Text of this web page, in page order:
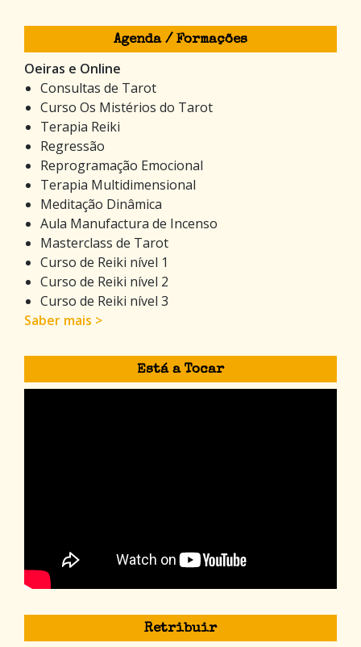
Agenda / Formações
Oeiras e Online
Consultas de Tarot
Curso Os Mistérios do Tarot
Terapia Reiki
Regressão
Reprogramação Emocional
Terapia Multidimensional
Meditação Dinâmica
Aula Manufactura de Incenso
Masterclass de Tarot
Curso de Reiki nível 1
Curso de Reiki nível 2
Curso de Reiki nível 3
Saber mais >
Está a Tocar
Retribuir